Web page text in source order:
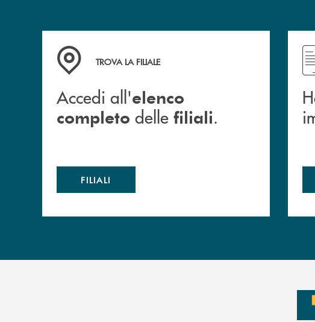
Accedi all' elenco completo delle filiali .
TROVA LA FILIALE
Accedi all'elenco
completo delle filiali.
FILIALI